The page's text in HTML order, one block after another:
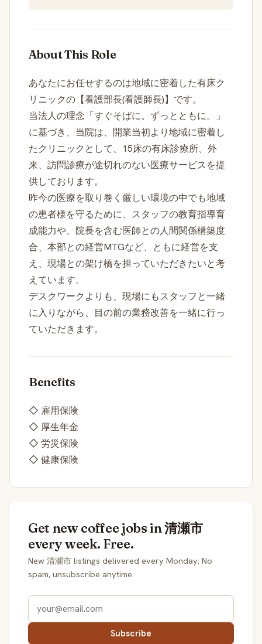
About This Role
あなたにお任せするのは地域に密着した有床ク
リニックの【看護部長(看護師長)】です。
当法人の理念「すぐそばに。ずっとともに。」
に基づき、当院は、開業当初より地域に密着し
たクリニックとして、15床の有床診療所、外
来、訪問診療が途切れのない医療サービスを提
供しております。
昨今の医療を取り巻く厳しい環境の中でも地域
の患者様を守るために、スタッフの教育指導育
成能力や、院長を含む医師との人間関係構築度
合、本部との経営MTGなど、ともに経営を支
え、現場との架け橋を担っていただきたいと考
えています。
デスクワークよりも、現場にもスタッフと一緒
に入りながら、目の前の業務改善を一緒に行っ
ていただきます。
Benefits
◇ 雇用保険
◇ 厚生年金
◇ 労災保険
◇ 健康保険
Get new coffee jobs in 清瀬市
every week. Free.
New 清瀬市 listings delivered every Monday. No
spam, unsubscribe anytime.
Subscribe